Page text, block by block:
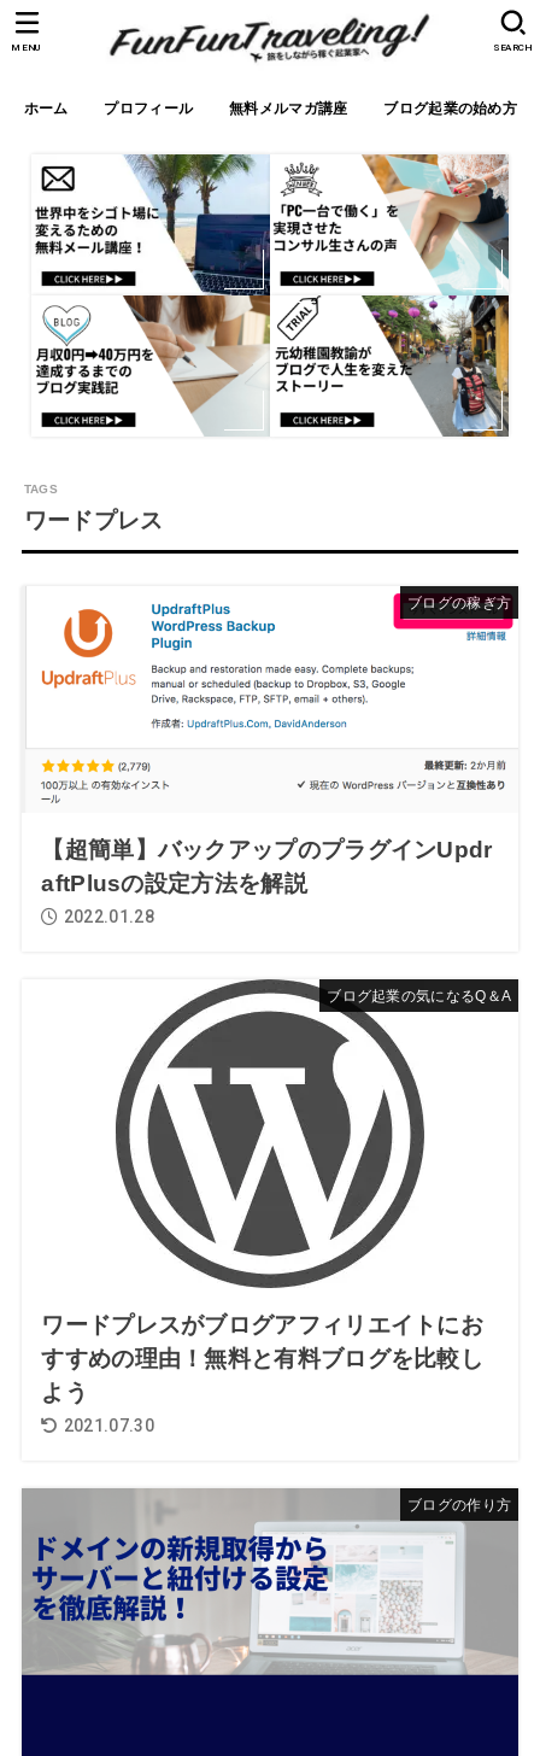
ホーム プロフィール 無料メルマガ講座 ブログ起業の始め方
SEARCH
MENU
ワードプレス
ブログの稼ぎ方
【超簡単】バックアップのプラグインUpdr
aftPlusの設定方法を解説
2022.01.28
ブログ起業の気になるQ＆A
ワードプレスがブログアフィリエイトにお
すすめの理由！無料と有料ブログを比較し
よう
2021.07.30
ブログの作り方